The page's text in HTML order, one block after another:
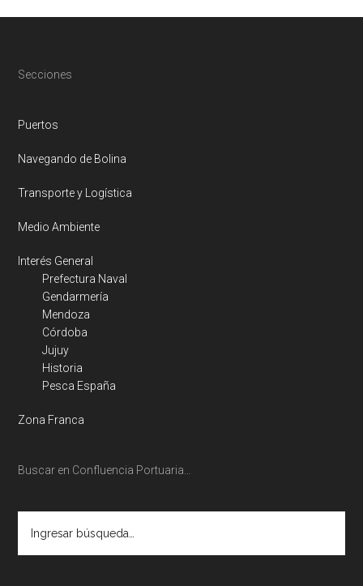
Footer
Secciones
Puertos
Navegando de Bolina
Transporte y Logística
Medio Ambiente
Interés General
Prefectura Naval
Gendarmería
Mendoza
Córdoba
Jujuy
Historia
Pesca España
Zona Franca
Buscar en Confluencia Portuaria…
búsqueda…